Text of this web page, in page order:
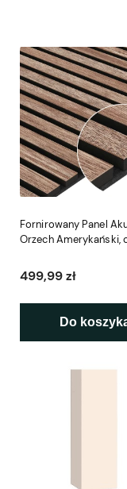
Fornirowany Panel
Orzech Amerykański,
499,99 zł
Do